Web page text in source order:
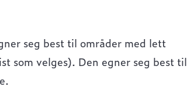
seg best til områder med lett
som velges). Den egner seg best til